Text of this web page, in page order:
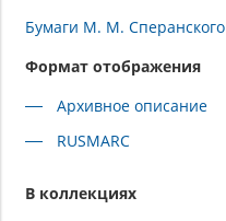
Бумаги М. М. Сперанского
Формат отображения
Архивное описание
RUSMARC
В коллекциях